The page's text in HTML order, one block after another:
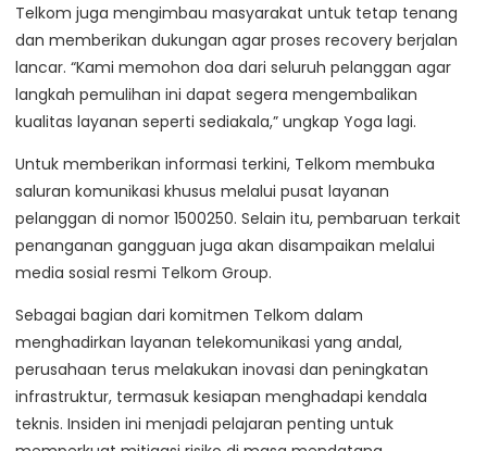
Telkom juga mengimbau masyarakat untuk tetap tenang
dan memberikan dukungan agar proses recovery berjalan
lancar. “Kami memohon doa dari seluruh pelanggan agar
langkah pemulihan ini dapat segera mengembalikan
kualitas layanan seperti sediakala,” ungkap Yoga lagi.
Untuk memberikan informasi terkini, Telkom membuka
saluran komunikasi khusus melalui pusat layanan
pelanggan di nomor 1500250. Selain itu, pembaruan terkait
penanganan gangguan juga akan disampaikan melalui
media sosial resmi Telkom Group.
Sebagai bagian dari komitmen Telkom dalam
menghadirkan layanan telekomunikasi yang andal,
perusahaan terus melakukan inovasi dan peningkatan
infrastruktur, termasuk kesiapan menghadapi kendala
teknis. Insiden ini menjadi pelajaran penting untuk